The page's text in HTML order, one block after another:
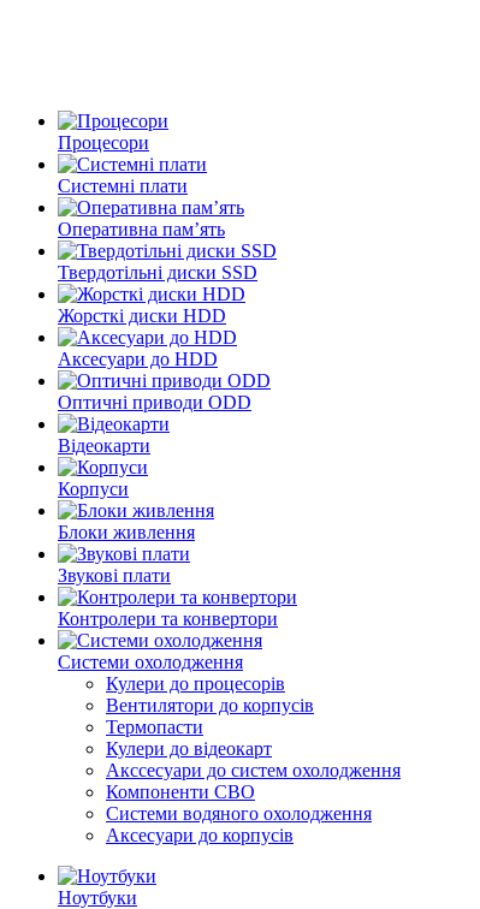
Процесори
Системні плати
Оперативна пам’ять
Твердотільні диски SSD
Жорсткі диски HDD
Аксесуари до HDD
Оптичні приводи ODD
Відеокарти
Корпуси
Блоки живлення
Звукові плати
Контролери та конвертори
Системи охолодження
Кулери до процесорів
Вентилятори до корпусів
Термопасти
Кулери до відеокарт
Акссесуари до систем охолодження
Компоненти СВО
Системи водяного охолодження
Аксесуари до корпусів
Ноутбуки